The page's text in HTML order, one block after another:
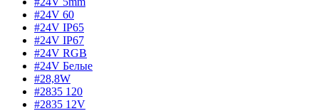
#24V 60
#24V IP65
#24V IP67
#24V RGB
#24V Белые
#28,8W
#2835 120
#2835 12V